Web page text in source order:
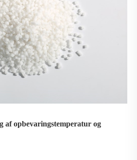
af opbevaringstemperatur og